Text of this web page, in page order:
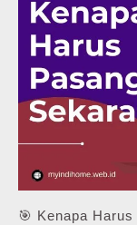
🎯 Kenapa